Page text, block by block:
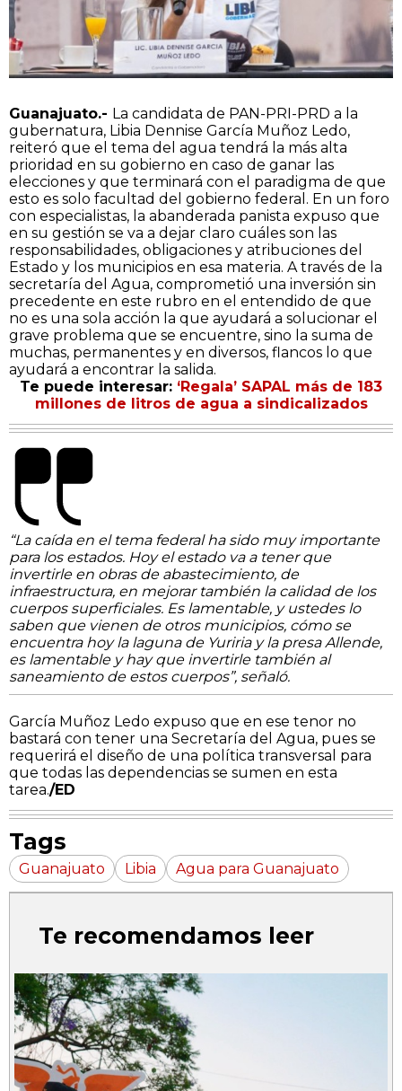
Guanajuato.- La candidata de PAN-PRI-PRD a la
gubernatura, Libia Dennise García Muñoz Ledo,
reiteró que el tema del agua tendrá la más alta
prioridad en su gobierno en caso de ganar las
elecciones y que terminará con el paradigma de que
esto es solo facultad del gobierno federal. En un foro
con especialistas, la abanderada panista expuso que
en su gestión se va a dejar claro cuáles son las
responsabilidades, obligaciones y atribuciones del
Estado y los municipios en esa materia. A través de la
secretaría del Agua, comprometió una inversión sin
precedente en este rubro en el entendido de que
no es una sola acción la que ayudará a solucionar el
grave problema que se encuentre, sino la suma de
muchas, permanentes y en diversos, flancos lo que
ayudará a encontrar la salida.
Te puede interesar: ‘Regala’ SAPAL más de 183
millones de litros de agua a sindicalizados
“La caída en el tema federal ha sido muy importante
para los estados. Hoy el estado va a tener que
invertirle en obras de abastecimiento, de
infraestructura, en mejorar también la calidad de los
cuerpos superficiales. Es lamentable, y ustedes lo
saben que vienen de otros municipios, cómo se
encuentra hoy la laguna de Yuriria y la presa Allende,
es lamentable y hay que invertirle también al
saneamiento de estos cuerpos”, señaló.
García Muñoz Ledo expuso que en ese tenor no
bastará con tener una Secretaría del Agua, pues se
requerirá el diseño de una política transversal para
que todas las dependencias se sumen en esta
tarea./ED
Tags
Guanajuato Libia Agua para Guanajuato
Te recomendamos leer